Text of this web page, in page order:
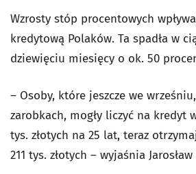
Wzrosty stóp procentowych
kredytową Polaków. Ta spadła w
dziewięciu miesięcy o ok. 50
– Osoby, które jeszcze we
zarobkach, mogły liczyć na kredyt
tys. złotych na 25 lat, teraz
211 tys. złotych – wyjaśnia